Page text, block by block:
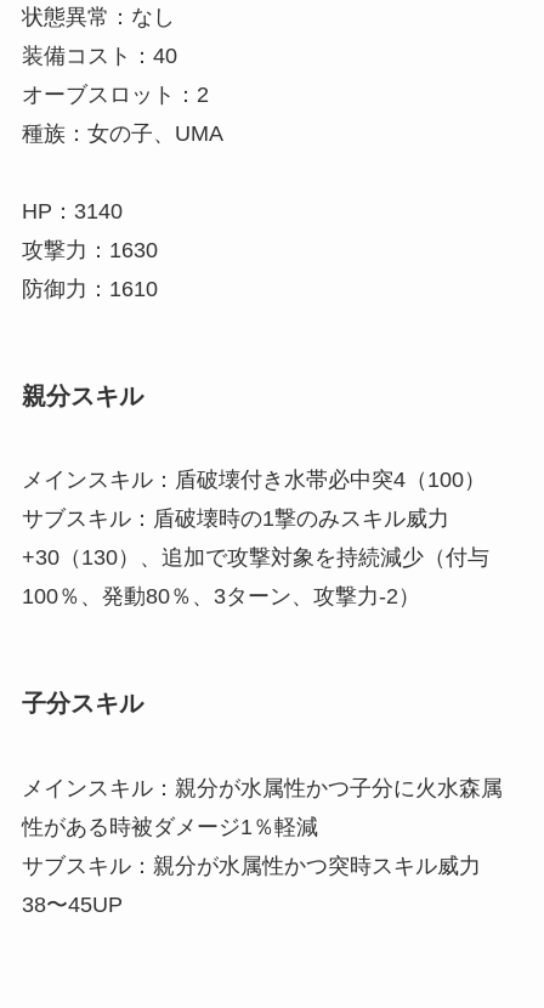
状態異常：なし
装備コスト：40
オーブスロット：2
種族：女の子、UMA
HP：3140
攻撃力：1630
防御力：1610
親分スキル
メインスキル：盾破壊付き水帯必中突4（100）
サブスキル：盾破壊時の1撃のみスキル威力
+30（130）、追加で攻撃対象を持続減少（付与
100％、発動80％、3ターン、攻撃力-2）
子分スキル
メインスキル：親分が水属性かつ子分に火水森属
性がある時被ダメージ1％軽減
サブスキル：親分が水属性かつ突時スキル威力
38〜45UP